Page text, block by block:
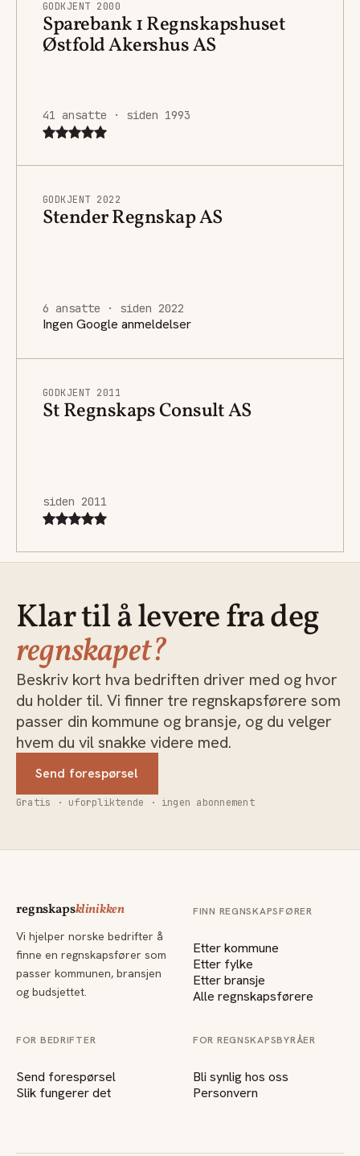
GODKJENT 2000
Sparebank 1 Regnskapshuset
Østfold Akershus AS
41 ansatte · siden 1993
GODKJENT 2022
Stender Regnskap AS
6 ansatte · siden 2022
Ingen Google anmeldelser
GODKJENT 2011
St Regnskaps Consult AS
siden 2011
Klar til å levere fra deg
regnskapet?
Beskriv kort hva bedriften driver med og hvor
du holder til. Vi finner tre regnskapsførere som
passer din kommune og bransje, og du velger
hvem du vil snakke videre med.
Send forespørsel
Gratis · uforpliktende · ingen abonnement
regnskapsklinikken
Vi hjelper norske bedrifter å
finne en regnskapsfører som
passer kommunen, bransjen
og budsjettet.
FINN REGNSKAPSFØRER
Etter kommune
Etter fylke
Etter bransje
Alle regnskapsførere
FOR BEDRIFTER
Send forespørsel
Slik fungerer det
FOR REGNSKAPSBYRÅER
Bli synlig hos oss
Personvern